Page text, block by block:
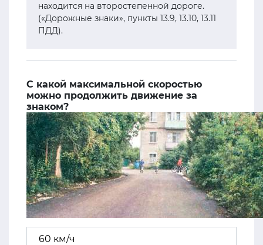
находится на второстепенной дороге.
(«Дорожные знаки», пункты 13.9, 13.10, 13.11
ПДД).
С какой максимальной скоростью
можно продолжить движение за
знаком?
60 км/ч